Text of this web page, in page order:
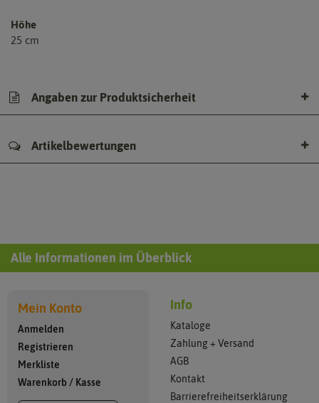
Höhe
25 cm
Angaben zur Produktsicherheit
Artikelbewertungen
Alle Informationen im Überblick
Mein Konto
Anmelden
Registrieren
Merkliste
Warenkorb / Kasse
Info
Kataloge
Zahlung + Versand
AGB
Kontakt
Barrierefreiheitserklärung